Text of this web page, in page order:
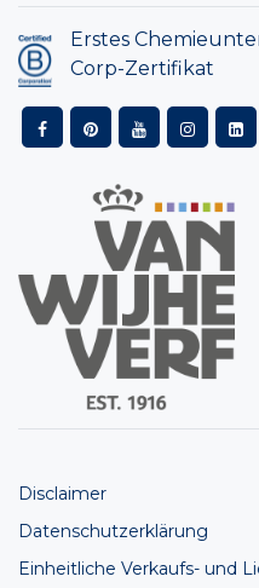
Erstes
Corp-Zertifikat
Disclaimer
Datenschutzerklärung
Einheitliche Verkaufs- und